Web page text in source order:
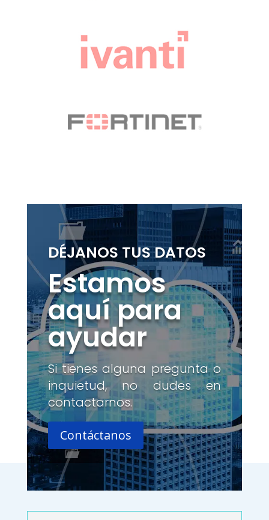
DÉJANOS TUS DATOS
Estamos
aquí para
ayudar
Si tienes alguna pregunta o
inquietud, no dudes en
contactarnos.
Contáctanos